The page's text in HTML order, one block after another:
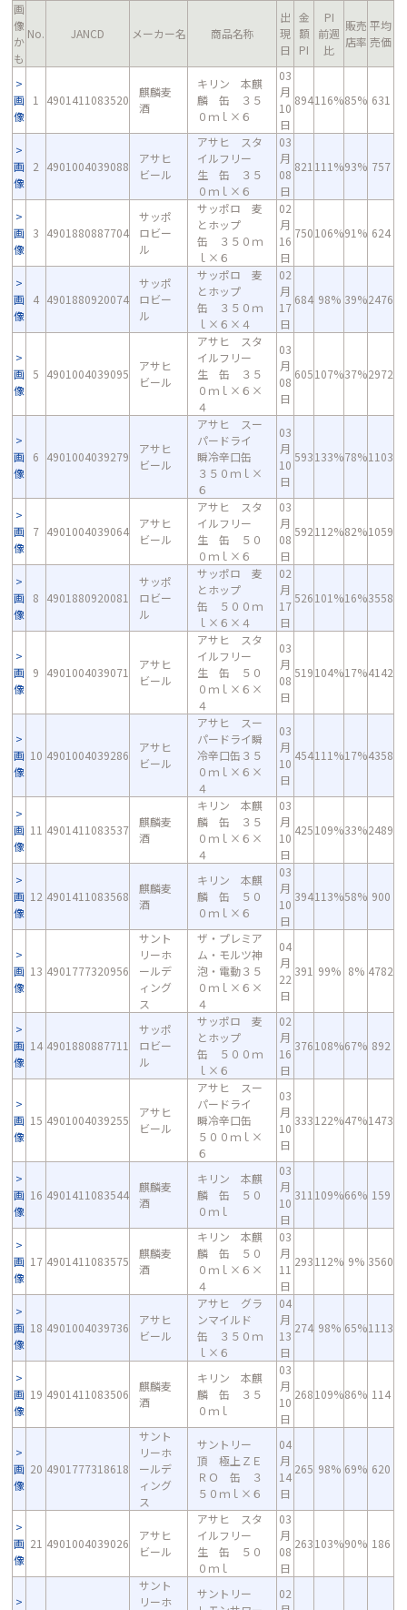
画
像
か
も
No. JANCD メーカー名 商品名称
出
現
日
金
額
PI
PI
前週
比
販売
店率
平均
売価
画
像
1 4901411083520
麒麟麦
酒
キリン 本麒
麟 缶 ３５
０ｍｌ×６
03
月
10
日
894116%85% 631
画
像
2 4901004039088
アサヒ
ビール
アサヒ スタ
イルフリー
生 缶 ３５
０ｍｌ×６
03
月
08
日
821 111%93% 757
画
像
3 4901880887704
サッポ
ロビー
ル
サッポロ 麦
とホップ
缶 ３５０ｍ
ｌ×６
02
月
16
日
750106%91% 624
画
像
4 4901880920074
サッポ
ロビー
ル
サッポロ 麦
とホップ
缶 ３５０ｍ
ｌ×６×４
02
月
17
日
684 98% 39%2476
画
像
5 4901004039095
アサヒ
ビール
アサヒ スタ
イルフリー
生 缶 ３５
０ｍｌ×６×
４
03
月
08
日
605107%37%2972
画
像
6 4901004039279
アサヒ
ビール
アサヒ スー
パードライ
瞬冷辛口缶
３５０ｍｌ×
６
03
月
10
日
593133%78%1103
画
像
7 4901004039064
アサヒ
ビール
アサヒ スタ
イルフリー
生 缶 ５０
０ｍｌ×６
03
月
08
日
592112%82%1059
画
像
8 4901880920081
サッポ
ロビー
ル
サッポロ 麦
とホップ
缶 ５００ｍ
ｌ×６×４
02
月
17
日
526101%16%3558
画
像
9 4901004039071
アサヒ
ビール
アサヒ スタ
イルフリー
生 缶 ５０
０ｍｌ×６×
４
03
月
08
日
519104%17%4142
画
像
10 4901004039286
アサヒ
ビール
アサヒ スー
パードライ瞬
冷辛口缶３５
０ｍｌ×６×
４
03
月
10
日
454111%17%4358
画
像
11 4901411083537
麒麟麦
酒
キリン 本麒
麟 缶 ３５
０ｍｌ×６×
４
03
月
10
日
425109%33%2489
画
像
12 4901411083568
麒麟麦
酒
キリン 本麒
麟 缶 ５０
０ｍｌ×６
03
月
10
日
394113%58% 900
画
像
13 4901777320956
サント
リーホ
ールデ
ィング
ス
ザ・プレミア
ム・モルツ神
泡・電動３５
０ｍｌ×６×
４
04
月
22
日
391 99% 8% 4782
画
像
14 4901880887711
サッポ
ロビー
ル
サッポロ 麦
とホップ
缶 ５００ｍ
ｌ×６
02
月
16
日
376108%67% 892
画
像
15 4901004039255
アサヒ
ビール
アサヒ スー
パードライ
瞬冷辛口缶
５００ｍｌ×
６
03
月
10
日
333122%47%1473
画
像
16 4901411083544
麒麟麦
酒
キリン 本麒
麟 缶 ５０
０ｍｌ
03
月
10
日
311 109%66% 159
画
像
17 4901411083575
麒麟麦
酒
キリン 本麒
麟 缶 ５０
０ｍｌ×６×
４
03
月
11
日
293112% 9% 3560
画
像
18 4901004039736
アサヒ
ビール
アサヒ グラ
ンマイルド
缶 ３５０ｍ
ｌ×６
04
月
13
日
274 98% 65%1113
画
像
19 4901411083506
麒麟麦
酒
キリン 本麒
麟 缶 ３５
０ｍｌ
03
月
10
日
268109%86% 114
画
像
20 4901777318618
サント
リーホ
ールデ
ィング
ス
サントリー
頂 極上ＺＥ
ＲＯ 缶 ３
５０ｍｌ×６
04
月
14
日
265 98% 69% 620
画
像
21 4901004039026
アサヒ
ビール
アサヒ スタ
イルフリー
生 缶 ５０
０ｍｌ
03
月
08
日
263103%90% 186
サント
リーホ
サントリー
02